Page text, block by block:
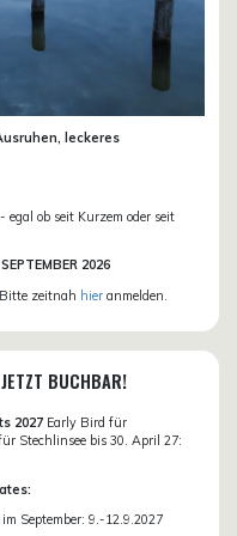
leckeres
ob seit Kurzem oder seit
2026
. Bitte zeitnah hier anmelden.
BUCHBAR!
2027 Early Bird für
Stechlinsee bis 30. April 27:
September: 9.-12.9.2027